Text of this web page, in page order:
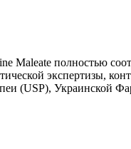
Maleate полностью
экспертизы,
(USP), Украинской